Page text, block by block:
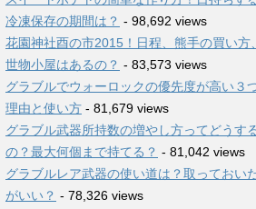
冷凍保存の期間は？ - 98,692 views
花園神社酉の市2015！日程、熊手の買い方
世物小屋はあるの？ - 83,573 views
グラブルでウォーロックの優先度が高い３
理由と使い方 - 81,679 views
グラブル武器所持数の増やし方ってどうす
の？最大何個まで持てる？ - 81,042 views
グラブルレア武器の使い道は？取っておい
がいい？ - 78,326 views